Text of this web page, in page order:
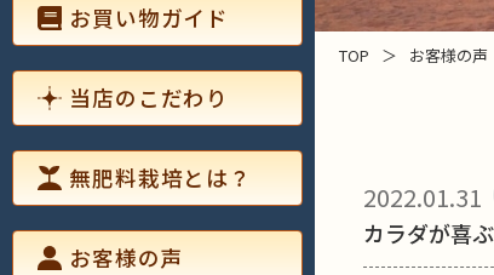
お買い物ガイド
当店のこだわり
無肥料栽培とは？
お客様の声
TOP ＞ お客様の声
2022.01.31
カラダが喜